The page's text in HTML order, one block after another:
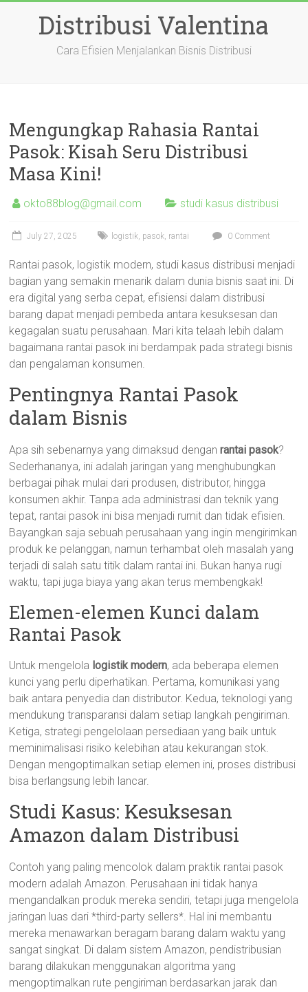
Distribusi Valentina
Cara Efisien Menjalankan Bisnis Distribusi
Mengungkap Rahasia Rantai
Pasok: Kisah Seru Distribusi
Masa Kini!
okto88blog@gmail.com studi kasus distribusi
July 27, 2025 logistik, pasok, rantai 0 Comment
Rantai pasok, logistik modern, studi kasus distribusi menjadi
bagian yang semakin menarik dalam dunia bisnis saat ini. Di
era digital yang serba cepat, efisiensi dalam distribusi
barang dapat menjadi pembeda antara kesuksesan dan
kegagalan suatu perusahaan. Mari kita telaah lebih dalam
bagaimana rantai pasok ini berdampak pada strategi bisnis
dan pengalaman konsumen.
Pentingnya Rantai Pasok
dalam Bisnis
Apa sih sebenarnya yang dimaksud denganrantai pasok?
Sederhananya, ini adalah jaringan yang menghubungkan
berbagai pihak mulai dari produsen, distributor, hingga
konsumen akhir. Tanpa ada administrasi dan teknik yang
tepat, rantai pasok ini bisa menjadi rumit dan tidak efisien.
Bayangkan saja sebuah perusahaan yang ingin mengirimkan
produk ke pelanggan, namun terhambat oleh masalah yang
terjadi di salah satu titik dalam rantai ini. Bukan hanya rugi
waktu, tapi juga biaya yang akan terus membengkak!
Elemen-elemen Kunci dalam
Rantai Pasok
Untuk mengelola logistik modern, ada beberapa elemen
kunci yang perlu diperhatikan. Pertama, komunikasi yang
baik antara penyedia dan distributor. Kedua, teknologi yang
mendukung transparansi dalam setiap langkah pengiriman.
Ketiga, strategi pengelolaan persediaan yang baik untuk
meminimalisasi risiko kelebihan atau kekurangan stok.
Dengan mengoptimalkan setiap elemen ini, proses distribusi
bisa berlangsung lebih lancar.
Studi Kasus: Kesuksesan
Amazon dalam Distribusi
Contoh yang paling mencolok dalam praktik rantai pasok
modern adalah Amazon. Perusahaan ini tidak hanya
mengandalkan produk mereka sendiri, tetapi juga mengelola
jaringan luas dari *third-party sellers*. Hal ini membantu
mereka menawarkan beragam barang dalam waktu yang
sangat singkat. Di dalam sistem Amazon, pendistribusian
barang dilakukan menggunakan algoritma yang
mengoptimalkan rute pengiriman berdasarkan jarak dan